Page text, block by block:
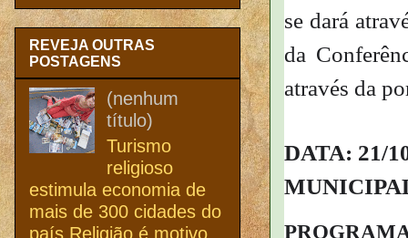
se dará
da
através da
DATA: 21/
REVEJA OUTRAS
POSTAGENS
(nenhum
título)
Turismo
religioso
estimula economia de
mais de 300 cidades do
país Religião é motivo